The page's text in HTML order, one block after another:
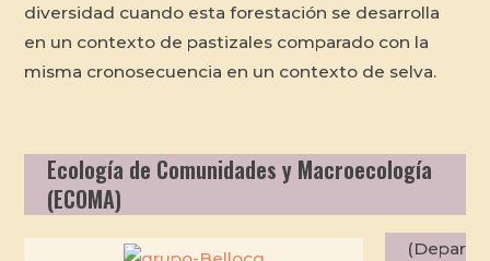
diversidad cuando esta forestación se desarrolla
en un contexto de pastizales comparado con la
misma cronosecuencia en un contexto de selva.
Ecología de Comunidades y Macroecología
(ECOMA)